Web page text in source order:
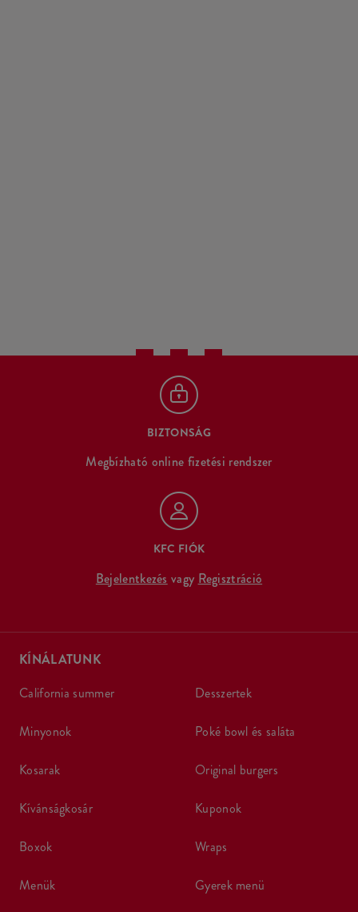
BIZTONSÁG
Megbízható online fizetési rendszer
KFC FIÓK
Bejelentkezés vagy Regisztráció
KÍNÁLATUNK
california summer
minyonok
kosarak
kívánságkosár
boxok
menük
desszertek
poké bowl és saláta
original burgers
kuponok
wraps
gyerek menü